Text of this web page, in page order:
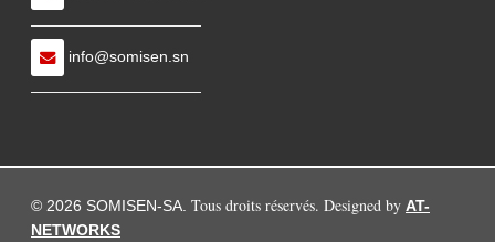
———————————
info@somisen.sn
———————————
© 2026 SOMISEN-SA. Tous droits réservés. Designed by AT-
NETWORKS